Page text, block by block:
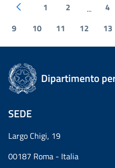
1 2 ... 4
9
10 11 12 13
Dipartimento
SEDE
Largo Chigi, 19
00187 Roma - Italia